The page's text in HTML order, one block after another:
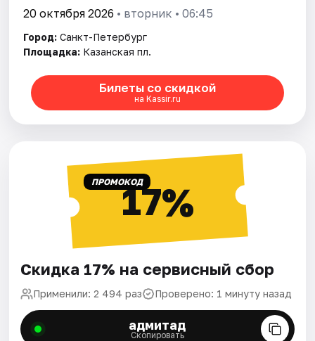
20 октября 2026 • вторник • 06:45
Город: Санкт-Петербург
Площадка: Казанская пл.
Билеты со скидкой
на Kassir.ru
ПРОМОКОД17%
Скидка 17% на сервисный сбор
Применили: 2 494 раз Проверено: 1 минуту назад
адмитад
Скопировать